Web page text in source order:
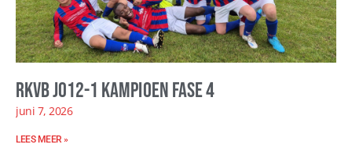
RKVB JO12-1 kampioen fase 4
juni 7, 2026
LEES MEER »